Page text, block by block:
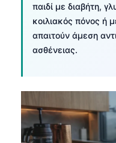
παιδί με διαβήτη,
κοιλιακός πόνος ή
απαιτούν άμεση
ασθένειας.
پښتو
سنڌي
සිංහල
Galego
Latviešu valoda
Македонски